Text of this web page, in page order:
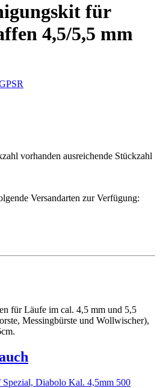
für
4,5/5,5 mm
ausreichende Stückzahl
Versandarten zur Verfügung:
für Läufe im cal. 4,5 mm und 5,5
Messingbürste und Wollwischer),